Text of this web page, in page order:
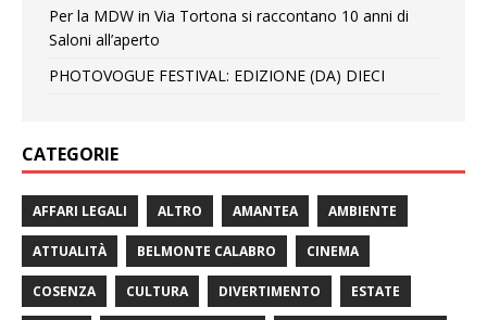
Per la MDW in Via Tortona si raccontano 10 anni di
Saloni all’aperto
PHOTOVOGUE FESTIVAL: EDIZIONE (DA) DIECI
CATEGORIE
AFFARI LEGALI ALTRO AMANTEA AMBIENTE
ATTUALITÀ BELMONTE CALABRO CINEMA
COSENZA CULTURA DIVERTIMENTO ESTATE